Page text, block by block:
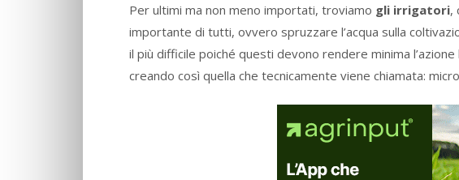
Per ultimi ma non meno importati, troviamo gli irrigatori,
importante di tutti, ovvero spruzzare l’acqua sulla
il più difficile poiché questi devono rendere minima
creando così quella che tecnicamente viene chiamata: